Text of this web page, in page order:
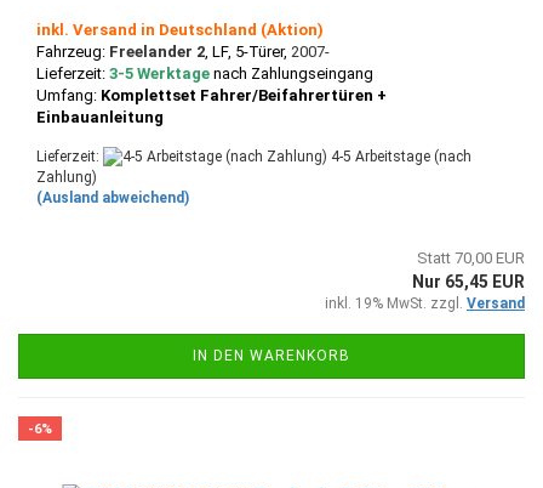
inkl. Versand in Deutschland (Aktion)
Fahrzeug: Freelander 2 , LF, 5-Türer, 2007-
Lieferzeit: 3-5 Werktage nach Zahlungseingang
Umfang: Komplettset Fahrer/Beifahrertüren +
Einbauanleitung
Lieferzeit:
4-5 Arbeitstage (nach
Zahlung)
(Ausland abweichend)
Statt 70,00 EUR
Nur 65,45 EUR
inkl. 19% MwSt. zzgl. Versand
IN DEN WARENKORB
-6%